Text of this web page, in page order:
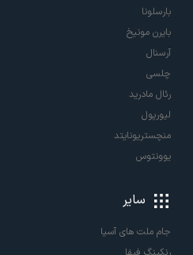
بارسلونا
بایرن مونیخ
آرسنال
چلسی
رئال مادرید
لیورپول
منچستریونایتد
یوونتوس
سایر
جام ملت های آسیا